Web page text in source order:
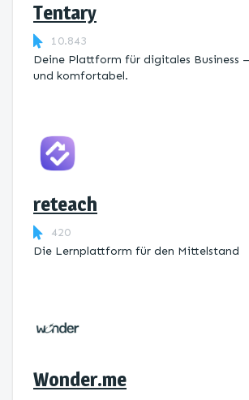
Tentary
10.843
Deine Plattform für digitales Business
und komfortabel.
reteach
420
Die Lernplattform ​für den Mittelstand
Wonder.me